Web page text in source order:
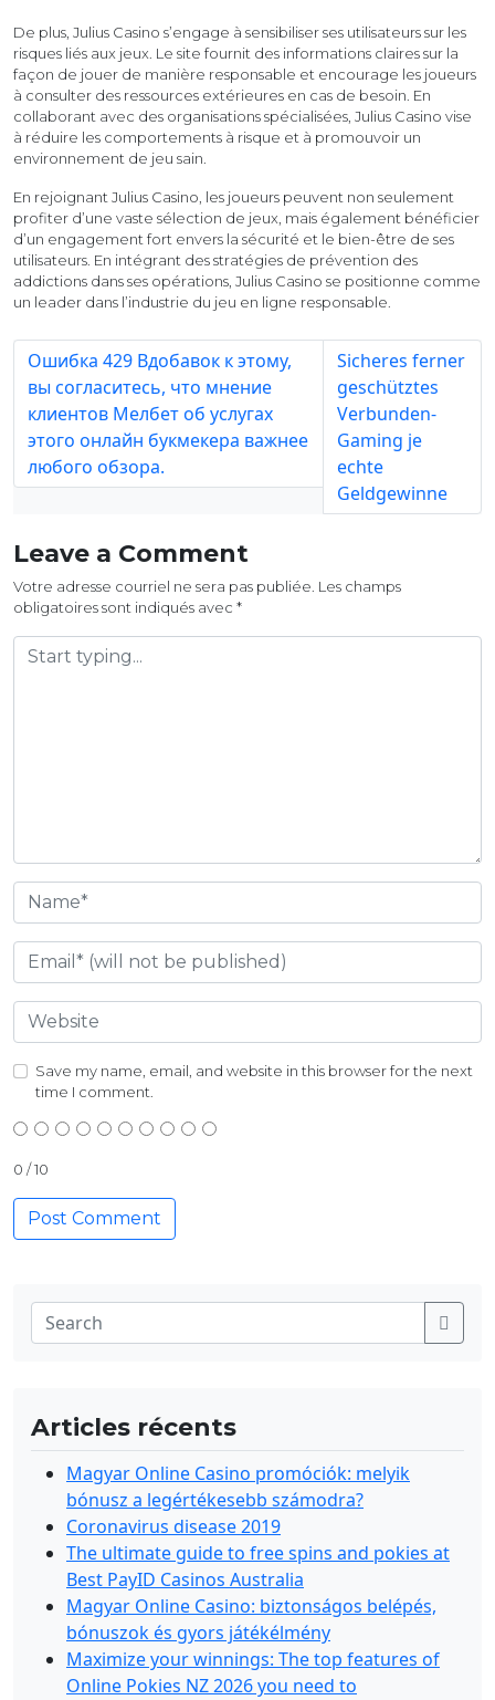
De plus, Julius Casino s’engage à sensibiliser ses utilisateurs sur les
risques liés aux jeux. Le site fournit des informations claires sur la
façon de jouer de manière responsable et encourage les joueurs
à consulter des ressources extérieures en cas de besoin. En
collaborant avec des organisations spécialisées, Julius Casino vise
à réduire les comportements à risque et à promouvoir un
environnement de jeu sain.
En rejoignant Julius Casino, les joueurs peuvent non seulement
profiter d’une vaste sélection de jeux, mais également bénéficier
d’un engagement fort envers la sécurité et le bien-être de ses
utilisateurs. En intégrant des stratégies de prévention des
addictions dans ses opérations, Julius Casino se positionne comme
un leader dans l’industrie du jeu en ligne responsable.
Ошибка 429 Вдобавок к этому,
вы согласитесь, что мнение
клиентов Мелбет об услугах
этого онлайн букмекера важнее
любого обзора.
Sicheres ferner
geschütztes
Verbunden-
Gaming je
echte
Geldgewinne
Leave a Comment
Votre adresse courriel ne sera pas publiée. Les champs
obligatoires sont indiqués avec *
Save my name, email, and website in this browser for the next
time I comment.
0 / 10
Articles récents
Magyar Online Casino promóciók: melyik
bónusz a legértékesebb számodra?
Coronavirus disease 2019
The ultimate guide to free spins and pokies at
Best PayID Casinos Australia
Magyar Online Casino: biztonságos belépés,
bónuszok és gyors játékélmény
Maximize your winnings: The top features of
Online Pokies NZ 2026 you need to